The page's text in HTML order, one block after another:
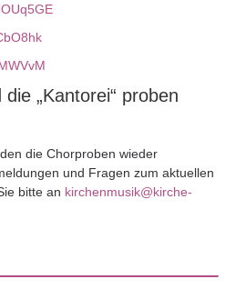
die „Kantorei“ proben
die Chorproben wieder
und Fragen zum aktuellen
bitte an kirchenmusik@kirche-